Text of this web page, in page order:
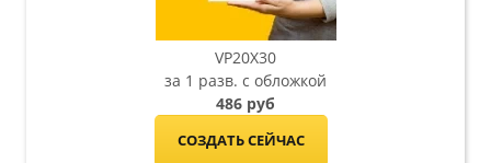
VP20X30
за 1 разв. с обложкой
486 руб
СОЗДАТЬ СЕЙЧАС